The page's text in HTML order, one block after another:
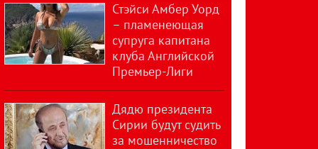
Стэйси Амбер Уорд
– пламенеющая
супруга капитана
клуба Английской
Премьер-Лиги
Дядю президента
Сирии будут судить
за мошенничество